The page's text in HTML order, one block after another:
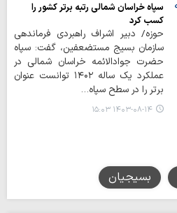
سپاه خراسان شمالی رتبه برتر کشور را
کسب کرد
حوزه/ دبیر اشراف راهبردی فرماندهی
سازمان بسیج مستضعفین، گفت: سپاه
حضرت جوادالائمه خراسان شمالی در
عملکرد یک ساله ۱۴۰۲ توانست عنوان
برتر را در سطح سپاه…
۱۴۰۳-۰۸-۱۴ ۱۵:۰۳
بسیجیان